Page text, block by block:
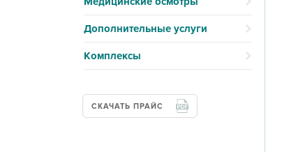
Дополнительные услуги
Комплексы
СКАЧАТЬ ПРАЙС